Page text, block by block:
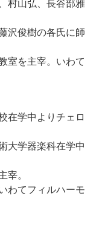
沢俊樹の各氏に師
室を主宰。いわて
在学中よりチェロ
大学器楽科在学中
。
わてフィルハーモ